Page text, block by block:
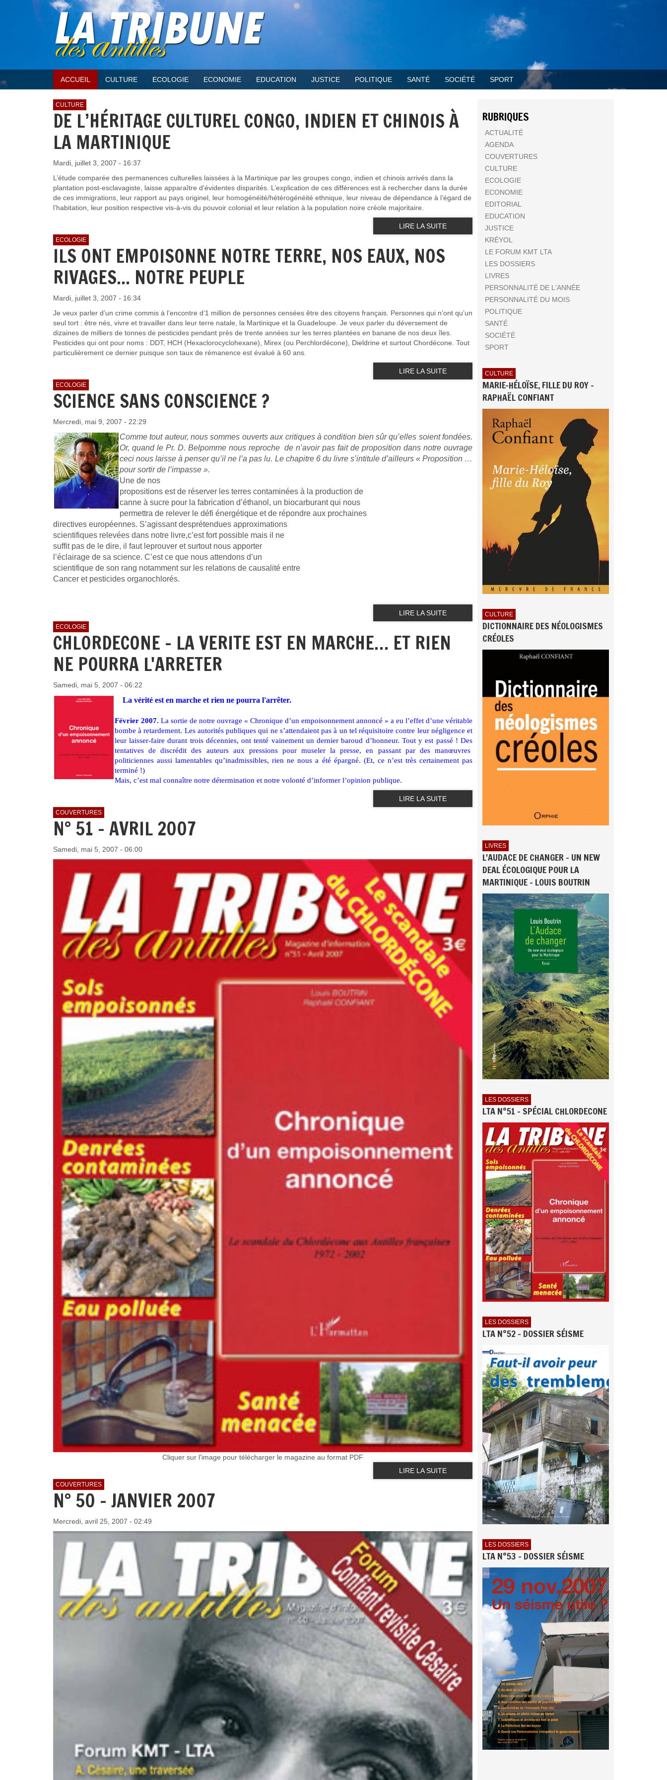
ACCUEIL CULTURE ECOLOGIE ECONOMIE EDUCATION JUSTICE POLITIQUE SANTÉ SOCIÉTÉ SPORT
CULTURE
DE L’HÉRITAGE CULTUREL CONGO, INDIEN ET CHINOIS À
LA MARTINIQUE
Mardi, juillet 3, 2007 - 16:37
L’étude comparée des permanences culturelles laissées à la Martinique par les groupes congo, indien et chinois arrivés dans la
plantation post-esclavagiste, laisse apparaître d’évidentes disparités. L’explication de ces différences est à rechercher dans la durée
de ces immigrations, leur rapport au pays originel, leur homogénéité/hétérogénéité ethnique, leur niveau de dépendance à l’égard de
l’habitation, leur position respective vis-à-vis du pouvoir colonial et leur relation à la population noire créole majoritaire.
LIRE LA SUITE
ECOLOGIE
ILS ONT EMPOISONNE NOTRE TERRE, NOS EAUX, NOS
RIVAGES... NOTRE PEUPLE
Mardi, juillet 3, 2007 - 16:34
Je veux parler d’un crime commis à l’encontre d’1 million de personnes censées être des citoyens français. Personnes qui n’ont qu’un
seul tort : être nés, vivre et travailler dans leur terre natale, la Martinique et la Guadeloupe. Je veux parler du déversement de
dizaines de milliers de tonnes de pesticides pendant près de trente années sur les terres plantées en banane de nos deux îles.
Pesticides qui ont pour noms : DDT, HCH (Hexaclorocyclohexane), Mirex (ou Perchlordécone), Dieldrine et surtout Chordécone. Tout
particulièrement ce dernier puisque son taux de rémanence est évalué à 60 ans.
LIRE LA SUITE
ECOLOGIE
SCIENCE SANS CONSCIENCE ?
Mercredi, mai 9, 2007 - 22:29
Comme tout auteur, nous sommes ouverts aux critiques à condition bien sûr qu’elles soient fondées.
Or, quand le Pr. D. Belpomme nous reproche de n’avoir pas fait de proposition dans notre ouvrage
ceci nous laisse à penser qu’il ne l’a pas lu. Le chapitre 6 du livre s’intitule d’ailleurs « Proposition …
pour sortir de l’impasse ».
Une de nos
propositions est de réserver les terres contaminées à la production de
canne à sucre pour la fabrication d’éthanol, un biocarburant qui nous
permettra de relever le défi énergétique et de répondre aux prochaines
directives européennes. S’agissant desprétendues approximations
scientifiques relevées dans notre livre,c’est fort possible mais il ne
suffit pas de le dire, il faut leprouver et surtout nous apporter
l’éclairage de sa science. C’est ce que nous attendons d’un
scientifique de son rang notamment sur les relations de causalité entre
Cancer et pesticides organochlorés.
LIRE LA SUITE
ECOLOGIE
CHLORDECONE - LA VERITE EST EN MARCHE… ET RIEN
NE POURRA L'ARRETER
Samedi, mai 5, 2007 - 06:22
La vérité est en marche et rien ne pourra l'arrêter.
Février 2007. La sortie de notre ouvrage « Chronique d’un empoisonnement annoncé » a eu l’effet d’une véritable
bombe à retardement. Les autorités publiques qui ne s’attendaient pas à un tel réquisitoire contre leur négligence et
leur laisser-faire durant trois décennies, ont tenté vainement un dernier baroud d’honneur. Tout y est passé ! Des
tentatives de discrédit des auteurs aux pressions pour museler la presse, en passant par des manœuvres
politiciennes aussi lamentables qu’inadmissibles, rien ne nous a été épargné. (Et, ce n’est très certainement pas
terminé !)
Mais, c’est mal connaître notre détermination et notre volonté d’informer l’opinion publique.
LIRE LA SUITE
COUVERTURES
N° 51 - AVRIL 2007
Samedi, mai 5, 2007 - 06:00
Cliquer sur l'image pour télécharger le magazine au format PDF
LIRE LA SUITE
COUVERTURES
N° 50 - JANVIER 2007
Mercredi, avril 25, 2007 - 02:49
RUBRIQUES
ACTUALITÉ
AGENDA
COUVERTURES
CULTURE
ECOLOGIE
ECONOMIE
EDITORIAL
EDUCATION
JUSTICE
KRÉYOL
LE FORUM KMT LTA
LES DOSSIERS
LIVRES
PERSONNALITÉ DE L'ANNÉE
PERSONNALITÉ DU MOIS
POLITIQUE
SANTÉ
SOCIÉTÉ
SPORT
CULTURE
MARIE-HÉLOÏSE, FILLE DU ROY -
RAPHAËL CONFIANT
CULTURE
DICTIONNAIRE DES NÉOLOGISMES
CRÉOLES
LIVRES
L'AUDACE DE CHANGER - UN NEW
DEAL ÉCOLOGIQUE POUR LA
MARTINIQUE - LOUIS BOUTRIN
LES DOSSIERS
LTA N°51 - SPÉCIAL CHLORDECONE
LES DOSSIERS
LTA N°52 - DOSSIER SÉISME
LES DOSSIERS
LTA N°53 - DOSSIER SÉISME